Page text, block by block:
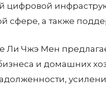
цифровой
сфере, а также
Ли Чжэ Мен
и домашних